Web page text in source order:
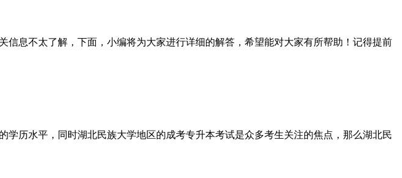
息不太了解，下面，小编将为大家进行详细的解答，希望能对大家有所帮助！记得提前
历水平，同时湖北民族大学地区的成考专升本考试是众多考生关注的焦点，那么湖北民